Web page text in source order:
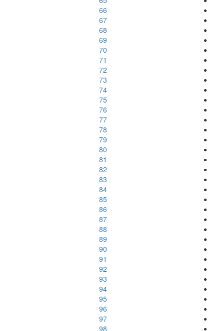
66
67
68
69
70
71
72
73
74
75
76
77
78
79
80
81
82
83
84
85
86
87
88
89
90
91
92
93
94
95
96
97
98